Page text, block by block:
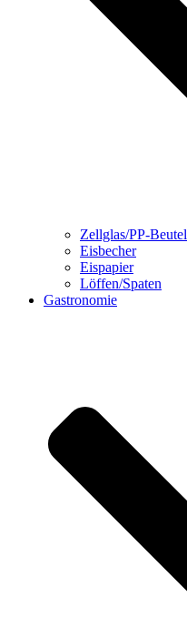
Zellglas/PP-Beutel
Eisbecher
Eispapier
Löffen/Spaten
Gastronomie